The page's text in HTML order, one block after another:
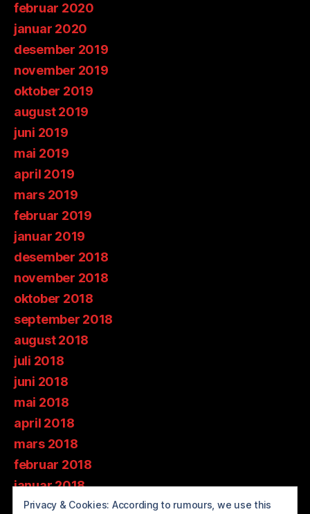
februar 2020
januar 2020
desember 2019
november 2019
oktober 2019
august 2019
juni 2019
mai 2019
april 2019
mars 2019
februar 2019
januar 2019
desember 2018
november 2018
oktober 2018
september 2018
august 2018
juli 2018
juni 2018
mai 2018
april 2018
mars 2018
februar 2018
januar 2018
desember 2017
Privacy & Cookies: According to rumours, we use this